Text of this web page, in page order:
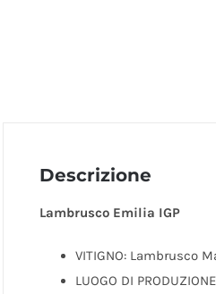
Descrizione
Lambrusco Emilia IGP
VITIGNO: Lambrusco
LUOGO DI